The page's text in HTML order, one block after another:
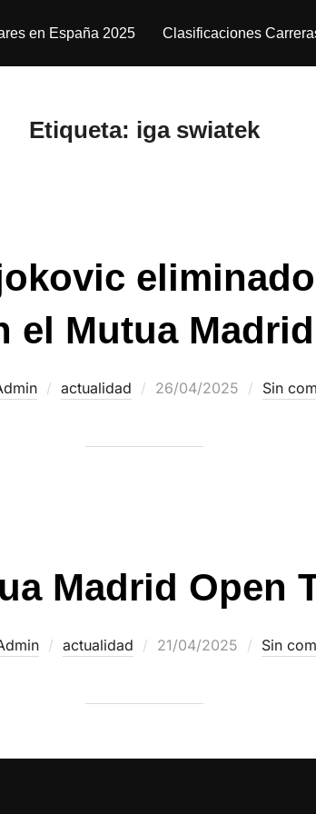
en España 2025 Clasificaciones
Etiqueta: iga swiatek
el Mutua
actualidad 26/04/2025 Sin
Madrid Open
actualidad 21/04/2025 Sin